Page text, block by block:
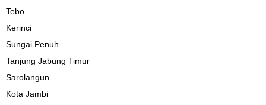
Tebo
Kerinci
Sungai Penuh
Tanjung Jabung Timur
Sarolangun
Kota Jambi